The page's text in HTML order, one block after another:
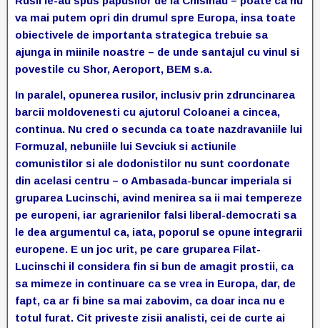
va mai putem opri din drumul spre Europa, insa toate
obiectivele de importanta strategica trebuie sa
ajunga in miinile noastre – de unde santajul cu vinul si
povestile cu Shor, Aeroport, BEM s.a.
In paralel, opunerea rusilor, inclusiv prin zdruncinarea
barcii moldovenesti cu ajutorul Coloanei a cincea,
continua. Nu cred o secunda ca toate nazdravaniile lui
Formuzal, nebuniile lui Sevciuk si actiunile
comunistilor si ale dodonistilor nu sunt coordonate
din acelasi centru – o Ambasada-buncar imperiala si
gruparea Lucinschi, avind menirea sa ii mai tempereze
pe europeni, iar agrarienilor falsi liberal-democrati sa
le dea argumentul ca, iata, poporul se opune integrarii
europene. E un joc urit, pe care gruparea Filat-
Lucinschi il considera fin si bun de amagit prostii, ca
sa mimeze in continuare ca se vrea in Europa, dar, de
fapt, ca ar fi bine sa mai zabovim, ca doar inca nu e
totul furat. Cit priveste zisii analisti, cei de curte ai